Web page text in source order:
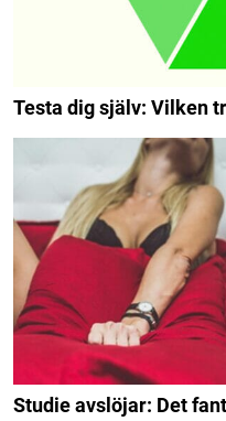
Testa dig själv: Vilken
Studie avslöjar: Det